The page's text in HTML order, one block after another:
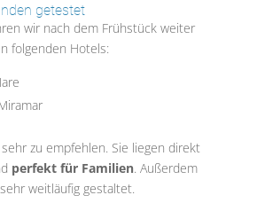
getestet
wir nach dem Frühstück weiter
folgenden Hotels:
zu empfehlen. Sie liegen direkt
perfekt für Familien. Außerdem
weitläufig gestaltet.